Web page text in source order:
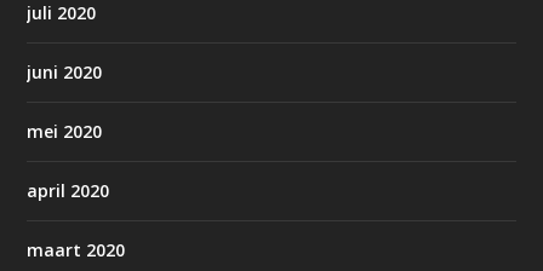
juli 2020
juni 2020
mei 2020
april 2020
maart 2020